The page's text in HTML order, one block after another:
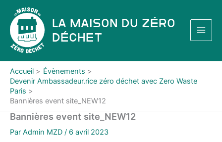
contenu
La Maison du Zéro
Déchet
Accueil
Évènements
Devenir Ambassadeur.rice zéro déchet avec Zero Waste
Paris
Bannières event site_NEW12
Bannières event site_NEW12
Par Admin MZD / 6 avril 2023